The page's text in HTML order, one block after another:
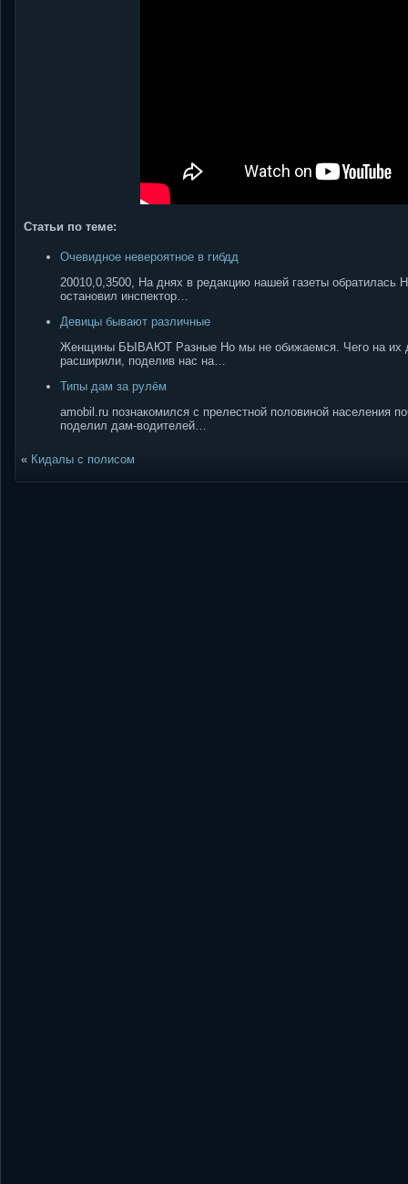
Статьи по теме:
Очевидное невероятное в гибдд
20010,0,3500, На днях в редакцию нашей газеты обратилась
остановил инспектор…
Девицы бывают различные
Женщины БЫВАЮТ Разные Но мы не обижаемся. Чего на их
расширили, поделив нас на…
Типы дам за рулём
amobil.ru познакомился с прелестной половиной
поделил дам-водителей…
« Кидалы с полисом